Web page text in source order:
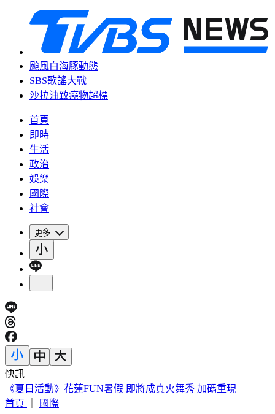
颱風白海豚動態
SBS歌謠大戰
沙拉油致癌物超標
首頁
即時
生活
政治
娛樂
國際
社會
更多
快訊
188萬《龍藏經》賣掉了！大戶不甩7折 店員爆「付現買原
價」